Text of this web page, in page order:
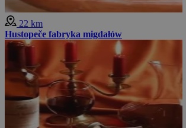
22 km
Hustopeče fabryka migdałów